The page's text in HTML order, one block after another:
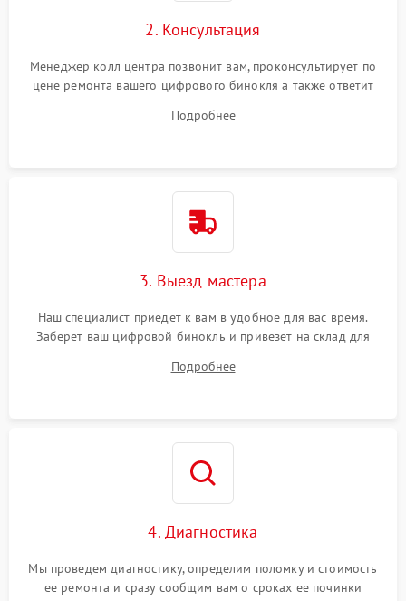
2. Консультация
Менеджер колл центра позвонит вам, проконсультирует по
цене ремонта вашего цифрового бинокля а также ответит
Подробнее
3. Выезд мастера
Наш специалист приедет к вам в удобное для вас время.
Заберет ваш цифровой бинокль и привезет на склад для
Подробнее
4. Диагностика
Мы проведем диагностику, определим поломку и стоимость
ее ремонта и сразу сообщим вам о сроках ее починки